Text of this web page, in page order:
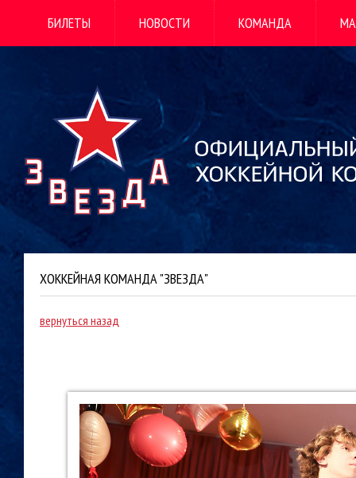
БИЛЕТЫ НОВОСТИ КОМАНДА
ХОККЕЙНАЯ КОМАНДА "ЗВЕЗДА"
вернуться назад